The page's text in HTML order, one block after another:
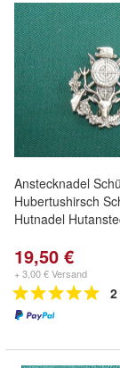
Anstecknadel
Hubertushirsch
Hutnadel
19,50 €
+ 3,00 € Versand
2